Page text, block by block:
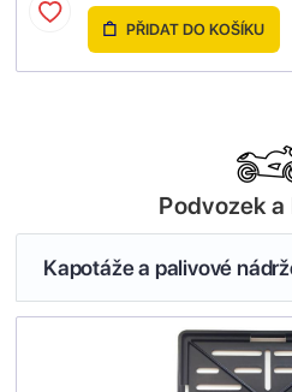
PŘIDAT DO KOŠÍKU
Podvozek
Kapotáže a palivové